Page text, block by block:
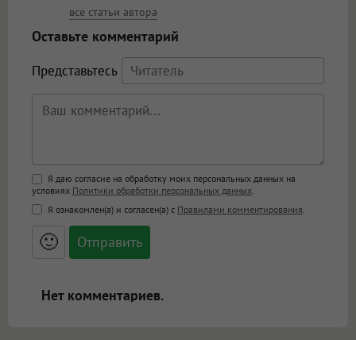
все статьи автора
Оставьте комментарий
Представьтесь
Поддержка HTML
<b>, <strong>, <u>, <i>, <em>, <s>, <big>,
<small>, <sup>, <sub>, <pre>, <ul>, <ol>, <li>,
<blockquote>, <code> экранирует HTML,
адреса URL автоматически становятся
ссылками, и [img]адрес[/img] будет
Я даю согласие на обработку моих персональных данных на
условиях Политики обработки персональных данных
Я ознакомлен(а) и согласен(а) с Правилами комментирования
🙂
Нет комментариев.